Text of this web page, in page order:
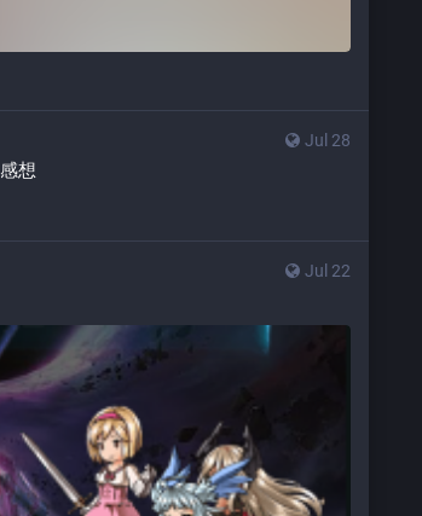
Jul 28
想
Jul 22